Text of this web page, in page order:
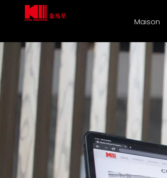
Maison